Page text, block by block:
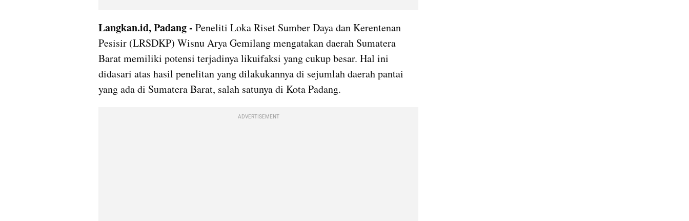
Langkan.id, Padang - Peneliti Loka Riset Sumber Daya dan Kerentenan
Pesisir (LRSDKP) Wisnu Arya Gemilang mengatakan daerah Sumatera
Barat memiliki potensi terjadinya likuifaksi yang cukup besar. Hal ini
didasari atas hasil penelitan yang dilakukannya di sejumlah daerah pantai
yang ada di Sumatera Barat, salah satunya di Kota Padang.
ADVERTISEMENT